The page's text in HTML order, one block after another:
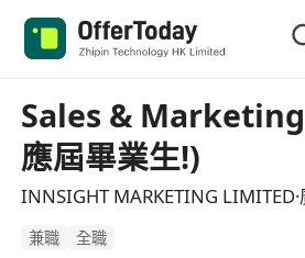
Sales &
應屆畢業生!)
INNSIGHT MARKETING
兼職 全職